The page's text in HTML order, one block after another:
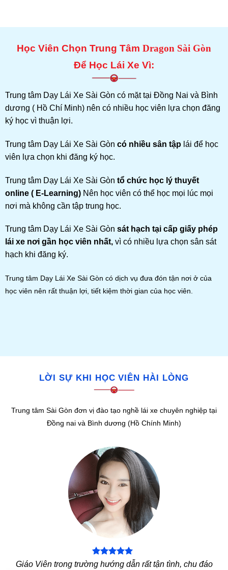
Học Viên Chọn Trung Tâm Dragon Sài Gòn
Để Học Lái Xe Vì:
Trung tâm Dạy Lái Xe Sài Gòn có mặt tại Đồng Nai và Bình
dương ( Hồ Chí Minh) nên có nhiều học viên lựa chọn đăng
ký học vì thuận lợi.
Trung tâm Dạy Lái Xe Sài Gòn có nhiều sân tậplái để học
viên lựa chọn khi đăng ký học.
Trung tâm Dạy Lái Xe Sài Gòn tổ chức học lý thuyết
online ( E-Learning) Nên học viên có thể học mọi lúc mọi
nơi mà không cần tập trung học.
Trung tâm Dạy Lái Xe Sài Gòn sát hạch tại cấp giấy phép
lái xe nơi gần học viên nhất, vì có nhiều lựa chọn sân sát
hạch khi đăng ký.
Trung tâm Dạy Lái Xe Sài Gòn có dịch vụ đưa đón tận nơi ở của
học viên nên rất thuận lợi, tiết kiệm thời gian của học viên.
LỜI SỰ KHI HỌC VIÊN HÀI LÒNG
Trung tâm Sài Gòn đơn vị đào tạo nghề lái xe chuyên nghiệp tại
Đồng nai và Bình dương (Hồ Chính Minh)
Giáo Viên trong trường hướng dẫn rất tận tình, chu đáo